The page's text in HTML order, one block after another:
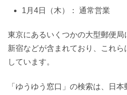
1月4日（木）： 通常営業
東京にあるいくつかの大型郵便局
新宿などが含まれており、これ
しています。
「ゆうゆう窓口」の検索は、日